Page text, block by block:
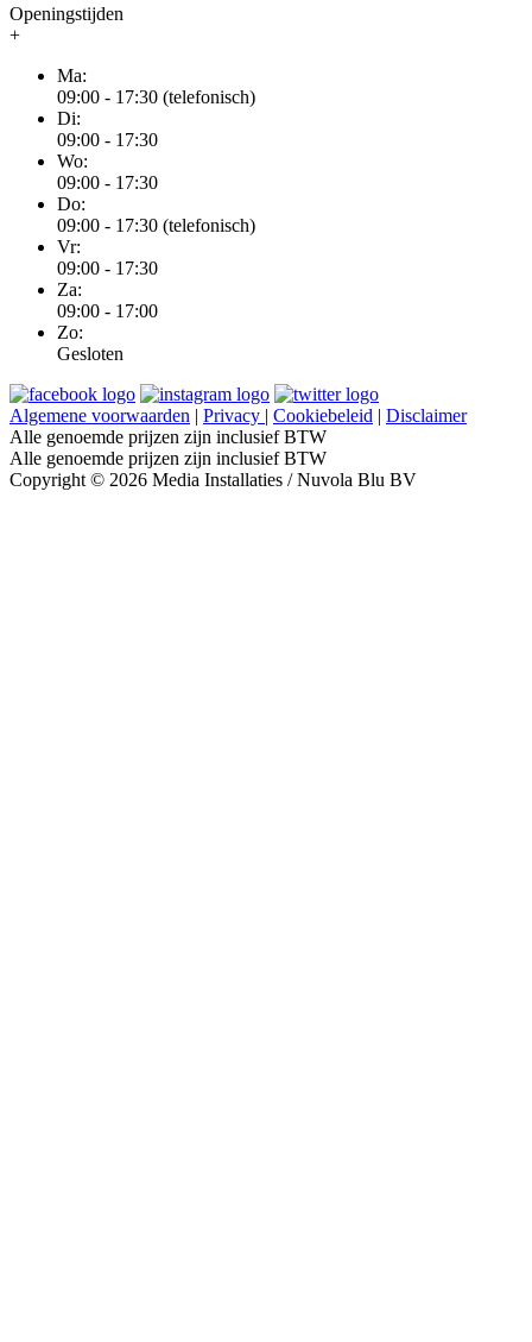
Openingstijden
+
Ma:
09:00 - 17:30 (telefonisch)
Di:
09:00 - 17:30
Wo:
09:00 - 17:30
Do:
09:00 - 17:30 (telefonisch)
Vr:
09:00 - 17:30
Za:
09:00 - 17:00
Zo:
Gesloten
Algemene voorwaarden | Privacy | Cookiebeleid | Disclaimer
Alle genoemde prijzen zijn inclusief BTW
Alle genoemde prijzen zijn inclusief BTW
Copyright © 2026 Media Installaties / Nuvola Blu BV